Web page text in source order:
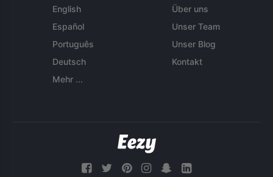
English
Español
Português
Deutsch
Mehr ...
Über uns
Unser Team
Unser Blog
Kontakt